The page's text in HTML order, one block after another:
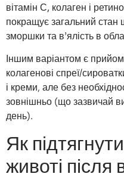
вітамін С, колаген і
покращує загальний
зморшки та в’ялість в
Іншим варіантом є
колагенові спреї/
і креми, але без
зовнішньо (що зазвичай
день).
Як
животі після